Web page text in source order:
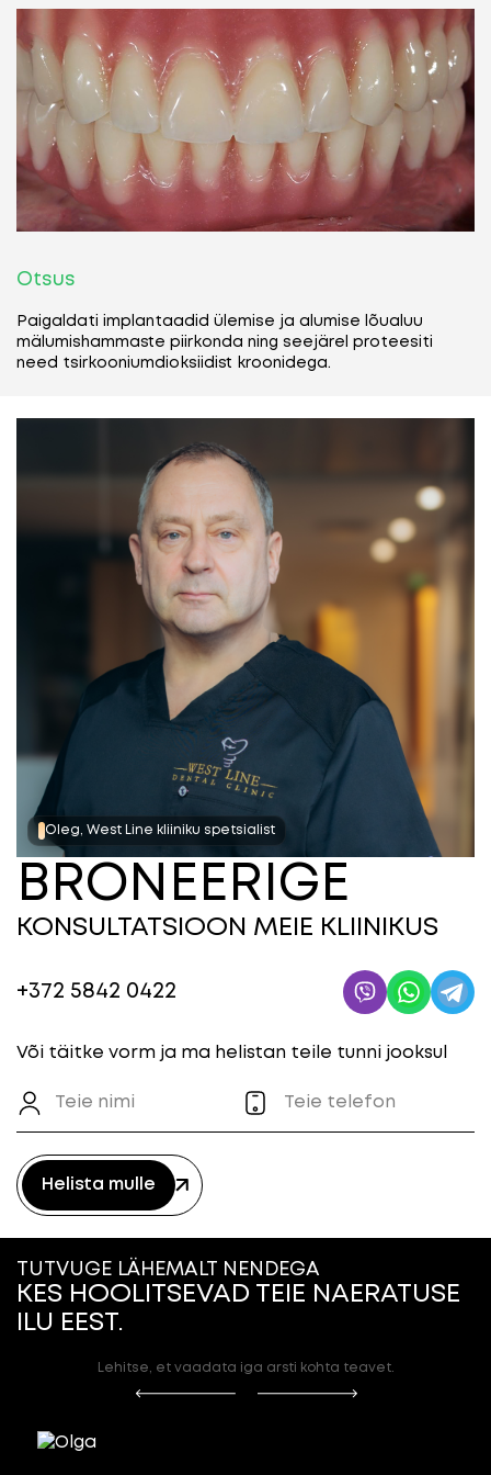
Otsus
Paigaldati implantaadid ülemise ja alumise lõualuu
mälumishammaste piirkonda ning seejärel proteesiti
need tsirkooniumdioksiidist kroonidega.
BRONEERIGE
KONSULTATSIOON MEIE KLIINIKUS
+372 5842 0422
Või täitke vorm ja ma helistan teile tunni jooksul
Helista mulle
Oleg, West Line kliiniku spetsialist
TUTVUGE LÄHEMALT NENDEGA
KES HOOLITSEVAD TEIE NAERATUSE
ILU EEST.
Lehitse, et vaadata iga arsti kohta teavet.